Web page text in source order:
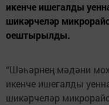
икенче ишегалды
шикәрчеләр
оештырылды.
“Шәһәрнең мәдәни
икенче ишегалды
шикәрчеләр